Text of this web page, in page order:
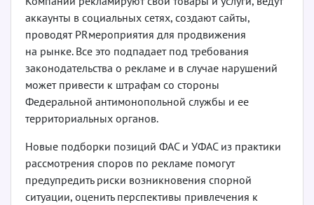
аккаунты в социальных сетях, создают сайты,
проводят PR­мероприятия для продвижения
на рынке. Все это подпадает под требования
законодательства о рекламе и в случае нарушений
может привести к штрафам со стороны
Федеральной антимонопольной службы и ее
территориальных органов.
Новые подборки позиций ФАС и УФАС из практики
рассмотрения споров по рекламе помогут
предупредить риски возникновения спорной
ситуации, оценить перспективы привлечения к